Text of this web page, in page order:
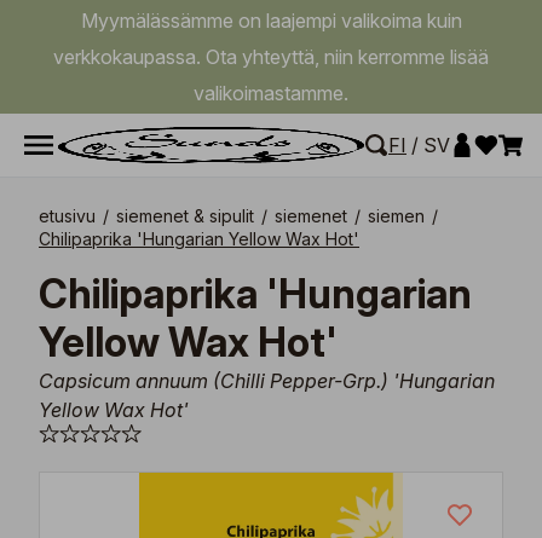
Myymälässämme on laajempi valikoima kuin
verkkokaupassa. Ota yhteyttä, niin kerromme lisää
valikoimastamme.
FI / SV
etusivu / siemenet & sipulit / siemenet / siemen /
Chilipaprika 'Hungarian Yellow Wax Hot'
Chilipaprika 'Hungarian
Yellow Wax Hot'
Capsicum annuum (Chilli Pepper-Grp.) 'Hungarian
Yellow Wax Hot'